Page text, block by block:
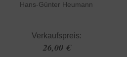
Hans-Günter Heumann
Verkaufspreis:
26,00 €